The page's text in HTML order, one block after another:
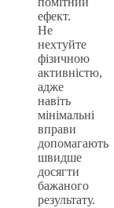
ефект.
Не
нехтуйте
фізичною
активністю,
адже
навіть
мінімальні
вправи
допомагають
швидше
досягти
бажаного
результату.